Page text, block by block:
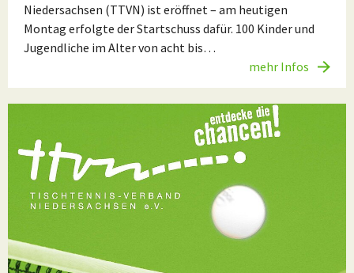
Niedersachsen (TTVN) ist eröffnet – am heutigen
Montag erfolgte der Startschuss dafür. 100 Kinder und
Jugendliche im Alter von acht bis…
mehr Infos